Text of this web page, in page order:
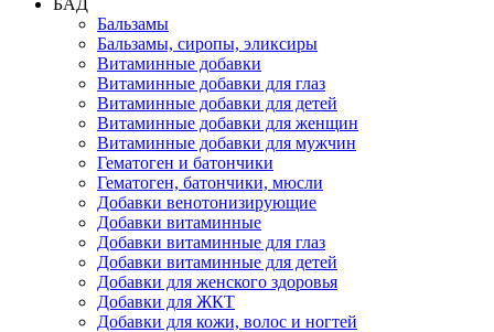
БАД
Бальзамы
Бальзамы, сиропы, эликсиры
Витаминные добавки
Витаминные добавки для глаз
Витаминные добавки для детей
Витаминные добавки для женщин
Витаминные добавки для мужчин
Гематоген и батончики
Гематоген, батончики, мюсли
Добавки венотонизирующие
Добавки витаминные
Добавки витаминные для глаз
Добавки витаминные для детей
Добавки для женского здоровья
Добавки для ЖКТ
Добавки для кожи, волос и ногтей